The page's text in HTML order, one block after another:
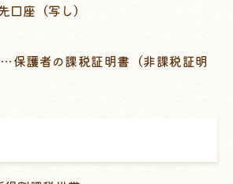
口座（写し）
保護者の課税証明書（非課税証明